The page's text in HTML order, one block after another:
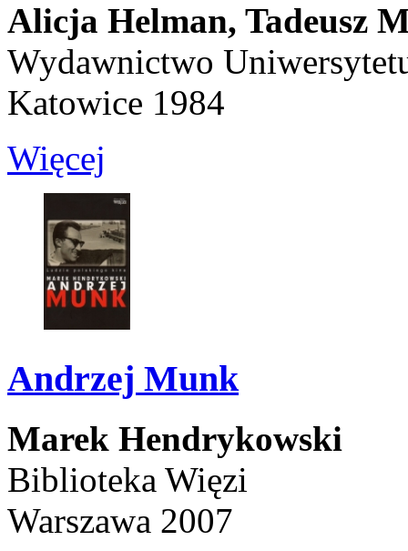
Alicja Helman, Tadeusz
Wydawnictwo
Katowice 1984
Więcej
Andrzej Munk
Marek Hendrykowski
Biblioteka Więzi
Warszawa 2007